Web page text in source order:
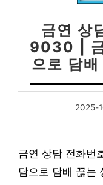
금연 상
9030 | 금
으로 담
2025-
금연 상담 전화번
담으로 담배 끊는